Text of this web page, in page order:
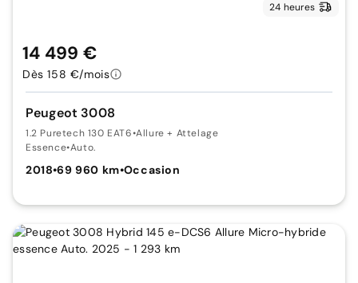
24 heures
Peugeot 3008
1.2 Puretech 130 EAT6•Allure + Attelage
Essence•Auto.
2018•69 960 km•Occasion
14 499 €
Dès 158 €/mois